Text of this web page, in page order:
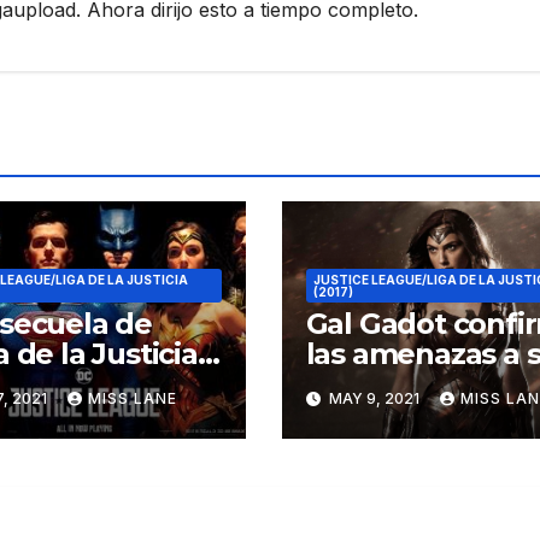
Ahora dirijo esto a tiempo completo.
LIGA DE LA JUSTICIA
de
de la Justicia»
varios años
2021 MISS LANE
JUSTICE LEAGUE/LIGA DE LA
(2017)
Gal Gadot
las amenazas a
carrera de Joss
Whedon
MAY 9, 2021 MISS